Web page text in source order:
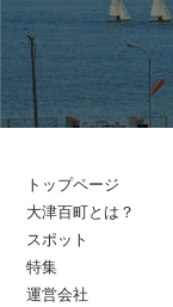
トップページ
大津百町とは？
スポット
特集
運営会社